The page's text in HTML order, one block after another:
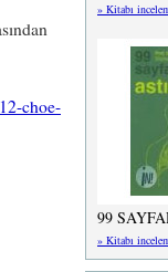
choe-
» Kitabı
99
» Kitabı